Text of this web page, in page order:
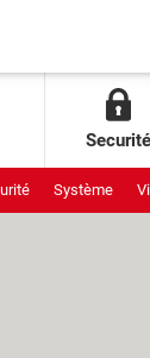
Securité
Système